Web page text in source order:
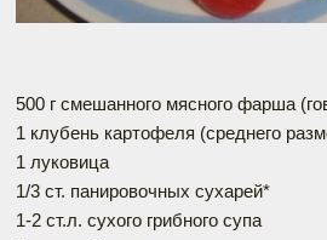
500 г смешанного мясного фарша
1 клубень картофеля (среднего
1 луковица
1/3 ст. панировочных сухарей*
1-2 ст.л. сухого грибного супа